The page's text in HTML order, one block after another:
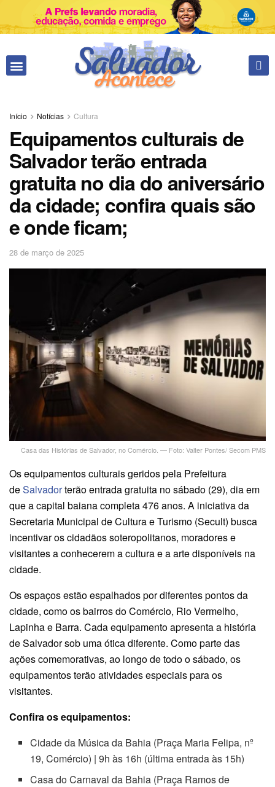
Início Notícias Cultura
Equipamentos culturais de
Salvador terão entrada
gratuita no dia do aniversário
da cidade; confira quais são
e onde ficam;
28 de março de 2025
Casa das Histórias de Salvador, no Comércio. — Foto: Valter Pontes/ Secom PMS
Os equipamentos culturais geridos pela Prefeitura
deSalvadorterão entrada gratuita no sábado (29), dia em
que a capital baiana completa 476 anos. A iniciativa da
Secretaria Municipal de Cultura e Turismo (Secult) busca
incentivar os cidadãos soteropolitanos, moradores e
visitantes a conhecerem a cultura e a arte disponíveis na
cidade.
Os espaços estão espalhados por diferentes pontos da
cidade, como os bairros do Comércio, Rio Vermelho,
Lapinha e Barra. Cada equipamento apresenta a história
de Salvador sob uma ótica diferente. Como parte das
ações comemorativas, ao longo de todo o sábado, os
equipamentos terão atividades especiais para os
visitantes.
Confira os equipamentos:
Cidade da Música da Bahia (Praça Maria Felipa, nº
19, Comércio) | 9h às 16h (última entrada às 15h)
Casa do Carnaval da Bahia (Praça Ramos de